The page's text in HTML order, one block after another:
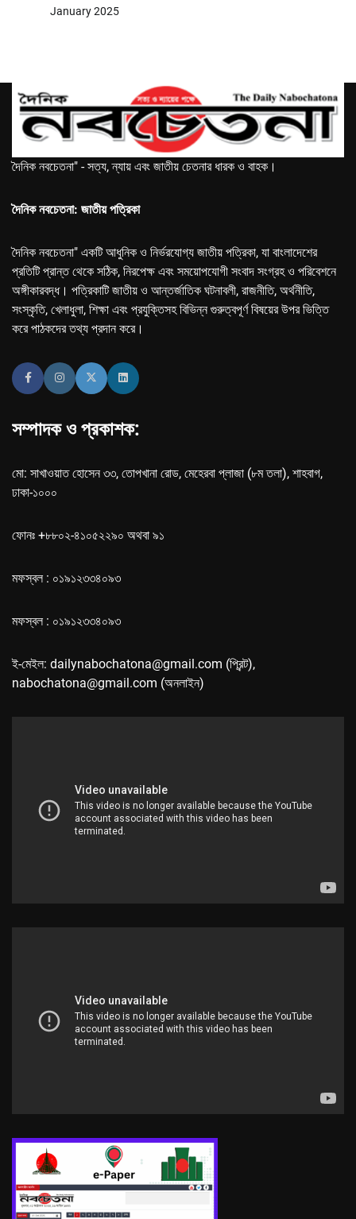
January 2025
দৈনিক নবচেতনা" - সত্য, ন্যায় এবং জাতীয় চেতনার ধারক ও বাহক।
দৈনিক নবচেতনা: জাতীয় পত্রিকা
দৈনিক নবচেতনা" একটি আধুনিক ও নির্ভরযোগ্য জাতীয় পত্রিকা, যা বাংলাদেশের
প্রতিটি প্রান্ত থেকে সঠিক, নিরপেক্ষ এবং সময়োপযোগী সংবাদ সংগ্রহ ও পরিবেশনে
অঙ্গীকারবদ্ধ। পত্রিকাটি জাতীয় ও আন্তর্জাতিক ঘটনাবলী, রাজনীতি, অর্থনীতি,
সংস্কৃতি, খেলাধুলা, শিক্ষা এবং প্রযুক্তিসহ বিভিন্ন গুরুত্বপূর্ণ বিষয়ের উপর ভিত্তি
করে পাঠকদের তথ্য প্রদান করে।
সম্পাদক ও প্রকাশক:
মো: সাখাওয়াত হোসেন ৩৩, তোপখানা রোড, মেহেরবা প্লাজা (৮ম তলা), শাহবাগ,
ঢাকা-১০০০
ফোনঃ +৮৮০২-৪১০৫২২৯০ অথবা ৯১
মফস্বল : ০১৯১২৩৩৪০৯৩
মফস্বল : ০১৯১২৩৩৪০৯৩
ই-মেইল: dailynabochatona@gmail.com (প্রিন্ট),
nabochatona@gmail.com (অনলাইন)